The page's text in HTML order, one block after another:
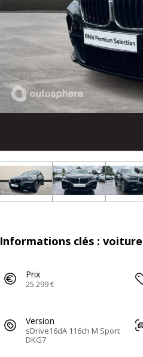
Informations clés : voiture
Prix
25 299 €
Version
sDrive16dA 116ch M Sport
DKG7